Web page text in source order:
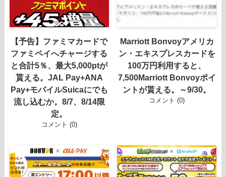
【予告】ファミマカードで
ファミペイへチャージする
と合計5％、最大5,000ptが
貰える。JAL Pay+ANA
Pay+モバイルSuicaにでも
流し込むか。8/7、8/14限
定。
コメント (0)
Marriott Bonvoyアメリカ
ン・エキスプレスカードを
100万円利用すると、
7,500Marriott Bonvoyポイ
ントが貰える。～9/30。
コメント (0)